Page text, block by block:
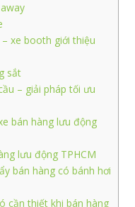
xe booth giới thiệu
sắt
– giải pháp tối ưu
bán hàng lưu động
lưu động TPHCM
bán hàng có bánh hơi
cần thiết khi bán hàng